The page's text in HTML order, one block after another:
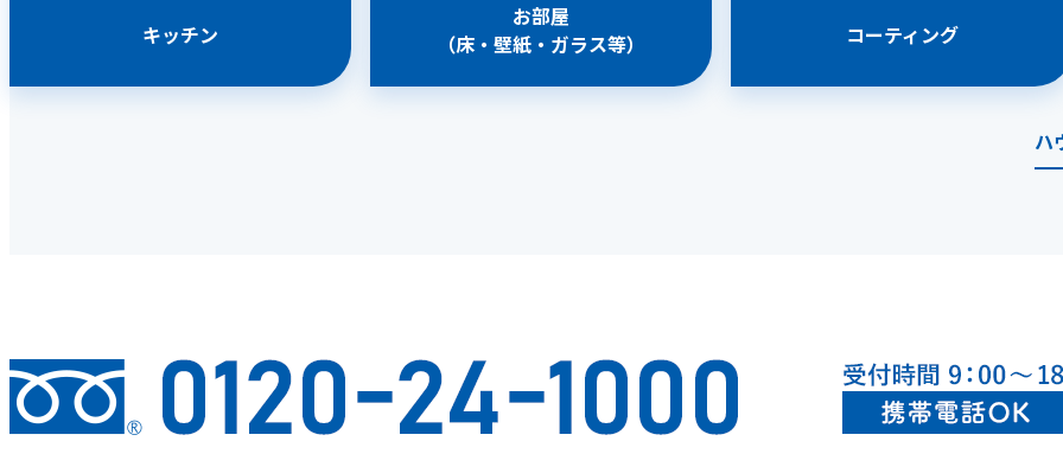
キッチン
お部屋
（床・壁紙・ガラス等）
コーティング
ハ